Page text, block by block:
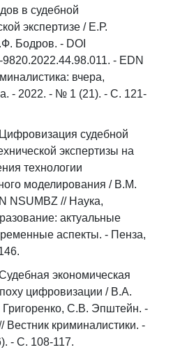
в судебной
экспертизе / Е.Р.
Бодров. - DOI
- EDN
вчера,
- 2022. - № 1 (21). - С. 121-
судебной
экспертизы на
технологии
моделирования / В.М.
NSUMBZ // Наука,
актуальные
аспекты. - Пенза,
экономическая
цифровизации / В.А.
С.В. Эпштейн. -
Вестник криминалистики. -
- С. 108-117.